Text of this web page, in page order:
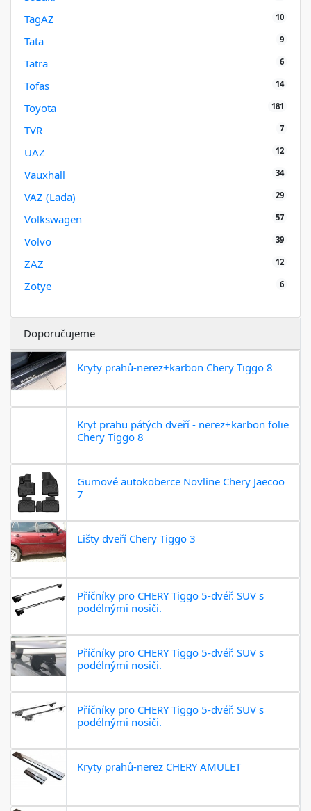
TagAZ 10
Tata 9
Tatra 6
Tofas 14
Toyota 181
TVR 7
UAZ 12
Vauxhall 34
VAZ (Lada) 29
Volkswagen 57
Volvo 39
ZAZ 12
Zotye 6
Doporučujeme
Kryty prahů-nerez+karbon Chery Tiggo 8
Kryt prahu pátých dveří - nerez+karbon folie
Chery Tiggo 8
Gumové autokoberce Novline Chery Jaecoo
7
Lišty dveří Chery Tiggo 3
Příčníky pro CHERY Tiggo 5-dvéř. SUV s
podélnými nosiči.
Příčníky pro CHERY Tiggo 5-dvéř. SUV s
podélnými nosiči.
Příčníky pro CHERY Tiggo 5-dvéř. SUV s
podélnými nosiči.
Kryty prahů-nerez CHERY AMULET